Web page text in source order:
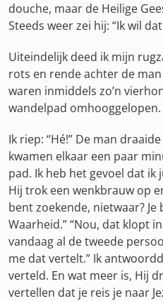
douche, maar de Heilige
Steeds weer zei hij: “Ik wil
Uiteindelijk deed ik mijn
rots en rende achter de
waren inmiddels zo’n
wandelpad omhooggelopen.
Ik riep: “Hé!” De man
kwamen elkaar een paar
pad. Ik heb het gevoel dat ik
Hij trok een wenkbrauw op
bent zoekende, nietwaar?
Waarheid.” “Nou, dat klopt
vandaag al de tweede
me dat vertelt.” Ik
verteld. En wat meer is, Hij
vertellen dat je reis je naar